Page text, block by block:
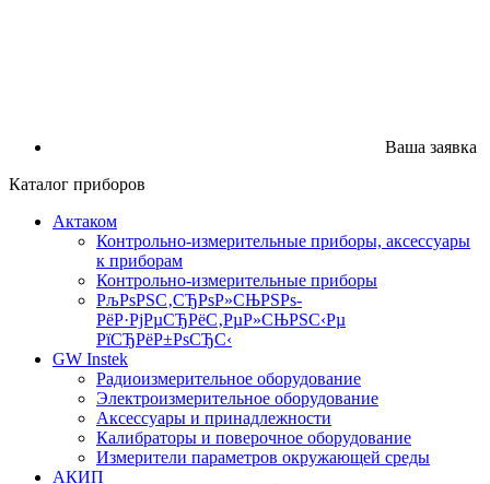
Ваша заявка
Каталог приборов
Актаком
Контрольно-измерительные приборы, аксессуары
к приборам
Контрольно-измерительные приборы
РљРѕРЅС‚СЂРѕР»СЊРЅРѕ-
РёР·РјРµСЂРёС‚РµР»СЊРЅС‹Рµ
РїСЂРёР±РѕСЂС‹
GW Instek
Радиоизмерительное оборудование
Электроизмерительное оборудование
Аксессуары и принадлежности
Калибраторы и поверочное оборудование
Измерители параметров окружающей среды
АКИП